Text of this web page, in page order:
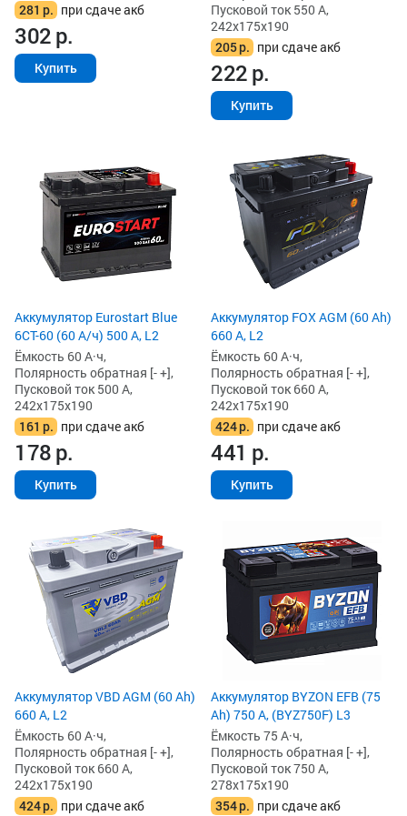
281 р. при сдаче акб
302р.
Купить
Пусковой ток 550 А,
242x175x190
205р. при сдаче акб
222р.
Купить
Аккумулятор Eurostart Blue
6CT-60 (60 А/ч) 500 А, L2
Ёмкость 60 А·ч,
Полярность обратная [- +],
Пусковой ток 500 А,
242x175x190
161 р. при сдаче акб
178р.
Купить
Аккумулятор FOX AGM (60 Ah)
660 А, L2
Ёмкость 60 А·ч,
Полярность обратная [- +],
Пусковой ток 660 А,
242x175x190
424р. при сдаче акб
441 р.
Купить
Аккумулятор VBD AGM (60 Ah)
660 А, L2
Ёмкость 60 А·ч,
Полярность обратная [- +],
Пусковой ток 660 А,
242x175x190
424р. при сдаче акб
Аккумулятор BYZON EFB (75
Ah) 750 А, (BYZ750F) L3
Ёмкость 75 А·ч,
Полярность обратная [- +],
Пусковой ток 750 А,
278x175x190
354р. при сдаче акб